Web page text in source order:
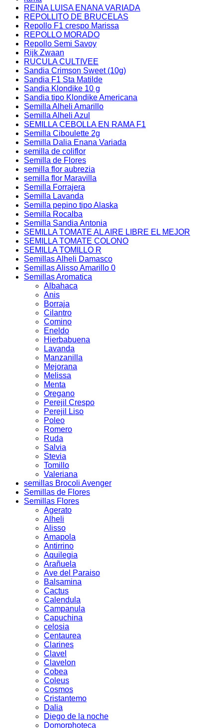
REINA LUISA ENANA VARIADA
REPOLLITO DE BRUCELAS
Repollo F1 crespo Marissa
REPOLLO MORADO
Repollo Semi Savoy
Rijk Zwaan
RUCULA CULTIVEE
Sandia Crimson Sweet (10g)
Sandia F1 Sta Matilde
Sandia Klondike 10 g
Sandia tipo Klondike Americana
Semilla Alheli Amarillo
Semilla Alheli Azul
SEMILLA CEBOLLA EN RAMA F1
Semilla Ciboulette 2g
Semilla Dalia Enana Variada
semilla de coliflor
Semilla de Flores
semilla flor aubrezia
semilla flor Maravilla
Semilla Forrajera
Semilla Lavanda
Semilla pepino tipo Alaska
Semilla Rocalba
Semilla Sandia Antonia
SEMILLA TOMATE AL AIRE LIBRE EL MEJOR
SEMILLA TOMATE COLONO
SEMILLA TOMILLO R
Semillas Alheli Damasco
Semillas Alisso Amarillo 0
Semillas Aromatica
Albahaca
Anis
Borraja
Cilantro
Comino
Eneldo
Hierbabuena
Lavanda
Manzanilla
Mejorana
Melissa
Menta
Oregano
Perejil Crespo
Perejil Liso
Poleo
Romero
Ruda
Salvia
Stevia
Tomillo
Valeriana
semillas Brocoli Avenger
Semillas de Flores
Semillas Flores
Agerato
Alheli
Alisso
Amapola
Antirrino
Aquilegia
Arañuela
Ave del Paraiso
Balsamina
Cactus
Calendula
Campanula
Capuchina
celosia
Centaurea
Clarines
Clavel
Clavelon
Cobea
Coleus
Cosmos
Cristantemo
Dalia
Diego de la noche
Domorphoteca